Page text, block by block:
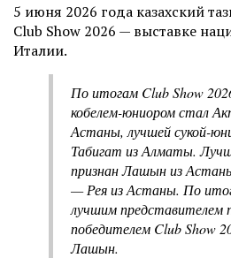
5 июня 2026 года казахский
Club Show 2026 — выставке
Италии.
По итогам Club Show
кобелем-юниором стал
Астаны, лучшей сукой-
Табигат из Алматы.
признан Лашын из
— Рея из Астаны. По
лучшим представителем
победителем Club Show
Лашын.